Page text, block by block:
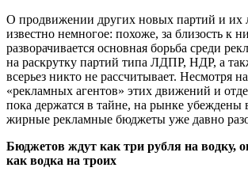
О продвижении других новых партий и их
известно немногое: похоже, за близость к
разворачивается основная борьба среди
на раскрутку партий типа ЛДПР, НДР, а
всерьез никто не рассчитывает. Несмотря
«рекламных агентов» этих движений и
пока держатся в тайне, на рынке убеждены
жирные рекламные бюджеты уже давно
Бюджетов ждут как три рубля на водку,
как водка на троих